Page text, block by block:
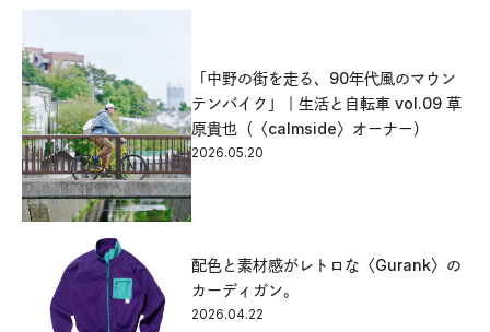
「​中野の街を走る、90年代風のマウン
テンバイク​」｜生活と自転車 vol.09 草
原貴也（〈calmside〉オーナー）
2026.05.20
配色と素材感がレトロな〈Gurank〉の
カーディガン。
2026.04.22